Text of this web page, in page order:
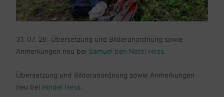
31. 07. 26: Übersetzung und Bilderanordnung sowie
Anmerkungen neu bei Samuel ben Natel Hess
Übersetzung und Bilderanordnung sowie Anmerkungen
neu bei Hindel Hess